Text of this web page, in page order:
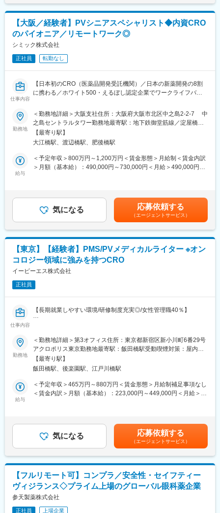
ご経験に応じて、管理職ポジションとして部の運営をお任せする
可能性もございます。
■CMIC PVの特徴
シミックでは、開発段階から審査、市販後、再審査に至るまでの
医薬品のライフサイクル全般に渡るリスクマネジメント業務に携
わることができます。PV業務の本質を深く理解し、高品質なアウ
トプットや、高い提案力を実現しています。
定型作業はRPAやAIの導入による業務効率化を積極的に進めてい
ます。
・個別症例報告処理支援
・医薬品治験包括契約PV業務（ICCC含む）
・PV Writing（安全性定期報告／再審査申請書類／DSUR／「使用
上の注意」の解説書）
・再生医療等製品関連PV業務
・PV業務に関するコンサルティング
■働き方：
フレックスタイム制度とテレワーク制度を活用した柔軟な働き方
が可能です。育児と両立しながら業務を行っている社員も多く在
籍しています。
現在はプロジェクトなどの状況に応じてリモートワークと出社を
うまく使い分けながら、効率の良い働き方を実現しています。
変更の範囲：会社の定める業務
【大阪／経験者】PVシニアスペシャリスト◆内資CRO
のパイオニア／リモートワーク◎
シミック株式会社
正社員 転勤なし
仕事内容
【日本初のCRO（医薬品開発受託機関）／日本の新薬開発の8割
に携わる／ホワイト500・えるぼし認定企業でワークライフバラ
■業務内容
◇PVのプロジェクト推進、次世代を担う後進メンバーの育成
プロジェクトチームの中心としてリーダーシップをとり、若手担
当者へのOJTや後進メンバーの育成に積極的に関与していただき
ます。場合によっては、自らプロジェクトのリーダーとして、プ
ロジェクトの運営をお願いする場合もあります。
※チームはクライアント別に数名から10名以上で構成されていま
していただきます。
例）日本企業の海外展開に関する支援（SOP作成支援、海外提携
先との安全性交換契約作成支援等）、海外企業の日本法人設立に
ご経験に応じて、管理職ポジションとして部の運営をお任せする
可能性もございます。
■CMIC PVの特徴
シミックでは、開発段階から審査、市販後、再審査に至るまでの
医薬品のライフサイクル全般に渡るリスクマネジメント業務に携
わることができます。PV業務の本質を深く理解し、高品質なアウ
トプットや、高い提案力を実現しています。
定型作業はRPAやAIの導入による業務効率化を積極的に進めてい
・個別症例報告処理支援
・医薬品治験包括契約PV業務（ICCC含む）
・PV Writing（安全性定期報告／再審査申請書類／DSUR／「使用
上の注意」の解説書）
・再生医療等製品関連PV業務
・PV業務に関するコンサルティング
■働き方：
フレックスタイム制度とテレワーク制度を活用した柔軟な働き方
が可能です。育児と両立しながら業務を行っている社員も多く在
籍しています。
現在はプロジェクトなどの状況に応じてリモートワークと出社を
うまく使い分けながら、効率の良い働き方を実現しています。
変更の範囲：会社の定める業務
勤務地
＜勤務地詳細＞大阪支社住所：大阪府大阪市北区中之島2-2-7 中
之島セントラルタワー勤務地最寄駅：地下鉄御堂筋線／淀屋橋駅
受動喫煙対策：屋内全面禁煙変更の範囲：会社の定める事業所
（リモートワーク含む）
【最寄り駅】
大江橋駅、渡辺橋駅、肥後橋駅
給与
＜予定年収＞800万円～1,200万円＜賃金形態＞月給制＜賃金内訳
＞月額（基本給）：490,000円～730,000円＜月給＞490,000円～
も目安の金額であり、選考を通じて上下する可能性があります。
月給(月額)は固定手当を含めた表記です。
気になる 応募依頼する
（エージェントサービス）
【東京】【経験者】PMS/PVメディカルライター ※オン
コロジー領域に強みを持つCRO
イーピーエス株式会社
正社員
仕事内容
【長期就業しやすい環境/研修制度充実◎/女性管理職40％】
製薬企業が作成する以下のPMS・PV関連文書の作成支援業務、並
びにその関連業務をお任せいたします。
・製造販売後調査実施計画書（案）、実施要項（案）
・安全性定期報告書（案）※
・調査結果報告書（案）
・再審査申請資料（案）※
・PBRER、DSUR、未知非重篤副作用定期報告（案）等
・製薬企業等で培ったご経験を活かし、落ち着いた環境で業務に
専念することが可能です。今まで以上に専門性を高めることや、
・ライティング業務の多くはリモートワークでの対応が可能で
す。所属長の了承のもと、業務状況により、出社か在宅か、各自
で予定を立て就業することが可能です。
・製造販売後のメディカルライティング部門として、約40名のラ
勤務地
＜勤務地詳細＞第3オフィス住所：東京都新宿区新小川町6番29号
アクロポリス東京勤務地最寄駅：飯田橋駅受動喫煙対策：屋内全
面禁煙変更の範囲：会社の定める事業所（リモートワーク含む）
【最寄り駅】
飯田橋駅、後楽園駅、江戸川橋駅
給与
＜予定年収＞465万円～880万円＜賃金形態＞月給制補足事項なし
＜賃金内訳＞月額（基本給）：223,000円～449,000円＜月給＞
回（6月・12月）賃金はあくまでも目安の金額であり、選考を通
じて上下する可能性があります。月給(月額)は固定手当を含めた表
記です。
気になる 応募依頼する
（エージェントサービス）
【フルリモート可】コンプラ／安全性・セイフティー
ヴィジランス◇プライム上場のグローバル眼科薬企業
参天製薬株式会社
正社員 上場企業